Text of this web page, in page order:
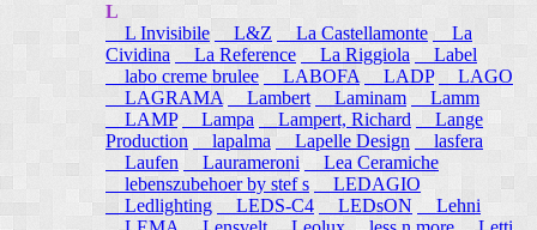
L
L Invisibile
L&Z La Castellamonte
La
Cividina
La Reference La Riggiola
Label
labo creme brulee
LABOFA LADP
LAGO
LAGRAMA
Lambert Laminam
Lamm
LAMP
Lampa Lampert, Richard
Lange
Production
lapalma Lapelle Design
lasfera
Laufen
Laurameroni
Lea Ceramiche
lebenszubehoer by stef s
LEDAGIO
Ledlighting
LEDS-C4 LEDsON
Lehni